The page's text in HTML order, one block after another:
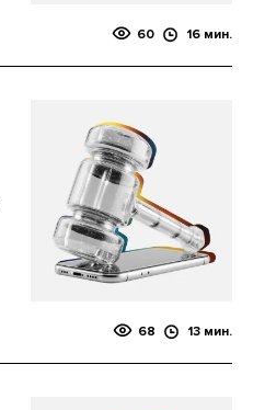
60 16 мин.
68 13 мин.